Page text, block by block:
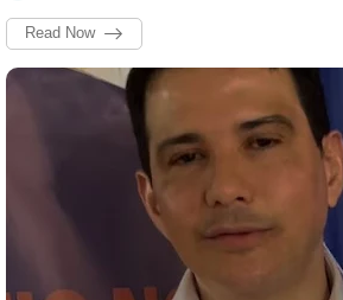
Read Now